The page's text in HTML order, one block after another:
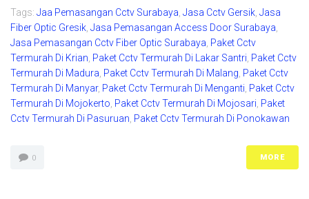
Tags: Jaa Pemasangan Cctv Surabaya Jasa Cctv Gersik Jasa
Fiber Optic Gresik Jasa Pemasangan Access Door Surabaya
Jasa Pemasangan Cctv Fiber Optic Surabaya Paket Cctv
Termurah Di Krian Paket Cctv Termurah Di Lakar Santri Paket Cctv
Termurah Di Madura Paket Cctv Termurah Di Malang Paket Cctv
Termurah Di Manyar, Paket Cctv Termurah Di Menganti Paket Cctv
Termurah Di Mojokerto Paket Cctv Termurah Di Mojosari Paket
Cctv Termurah Di Pasuruan Paket Cctv Termurah Di Ponokawan
0 MORE